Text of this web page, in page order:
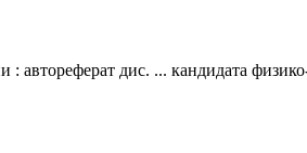
автореферат дис. ... кандидата